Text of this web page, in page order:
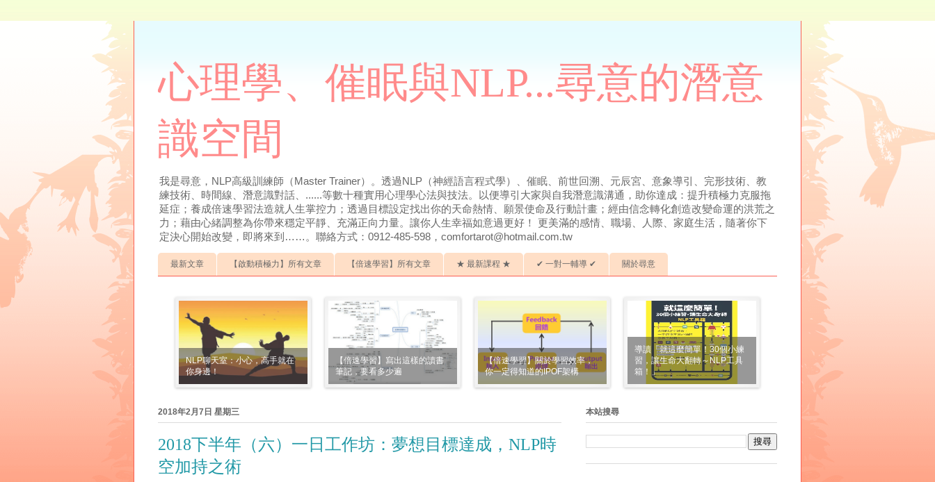
心理學、催眠與NLP...尋意的潛意
識空間
我是尋意，NLP高級訓練師（Master Trainer）。透過NLP（神經語言程式學）、催眠、前世回溯、元辰宮、意象導引、完形技術、教
練技術、時間線、潛意識對話、......等數十種實用心理學心法與技法。以便導引大家與自我潛意識溝通，助你達成：提升積極力克服拖
延症；養成倍速學習法造就人生掌控力；透過目標設定找出你的天命熱情、願景使命及行動計畫；經由信念轉化創造改變命運的洪荒之
力；藉由心緒調整為你帶來穩定平靜、充滿正向力量。讓你人生幸福如意過更好！ 更美滿的感情、職場、人際、家庭生活，隨著你下
定決心開始改變，即將來到……。聯絡方式：0912-485-598，comfortarot@hotmail.com.tw
最新文章 【啟動積極力】所有文章 【倍速學習】所有文章 ★ 最新課程 ★ ✔ 一對一輔導 ✔ 關於尋意
NLP聊天室：小心，高手就在
你身邊！
【倍速學習】寫出這樣的讀書
筆記，要看多少遍
【倍速學習】關於學習效率，
你一定得知道的IPOF架構
導讀「就這麼簡單！30個小練
習，讓生命大翻轉～NLP工具
箱！」
2018年2月7日 星期三
2018下半年（六）一日工作坊：夢想目標達成，NLP時
空加持之術
本站搜尋